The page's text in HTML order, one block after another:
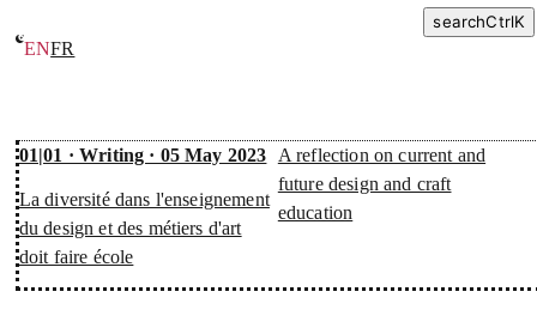
searchCtrlK
ENFR
01|01 · Writing · 05 May 2023
La diversité dans l'enseignement
du design et des métiers d'art
doit faire école
A reflection on current and
future design and craft
education